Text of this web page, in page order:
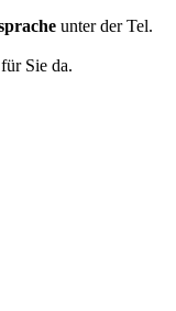
unter der Tel.
Sie da.